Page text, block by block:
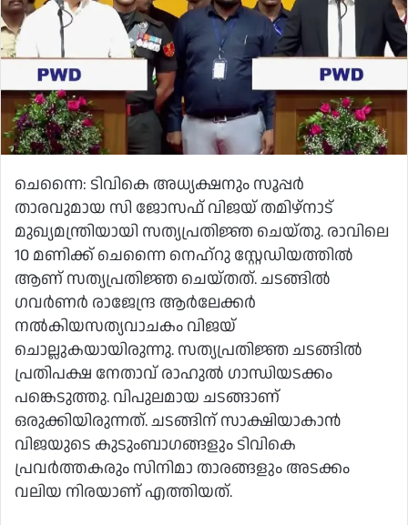
ചെന്നൈ: ടിവികെ അധ്യക്ഷനും സൂപ്പർ
താരവുമായ സി ജോസഫ് വിജയ് തമിഴ്നാട്
മുഖ്യമന്ത്രിയായി സത്യപ്രതിജ്ഞ ചെയ്തു. രാവിലെ
10 മണിക്ക് ചെന്നൈ നെഹ്‌റു സ്റ്റേഡിയത്തിൽ
ആണ്‌ സത്യപ്രതിജ്ഞ ചെയ്തത്. ചടങ്ങിൽ
ഗവർണർ രാജേന്ദ്ര ആർലേക്കർ
നൽകിയസത്യവാചകം വിജയ്
ചൊല്ലുകയായിരുന്നു. സത്യപ്രതിജ്ഞ ചടങ്ങിൽ
പ്രതിപക്ഷ നേതാവ് രാഹുൽ ഗാന്ധിയടക്കം
പങ്കെടുത്തു. വിപുലമായ ചടങ്ങാണ്
ഒരുക്കിയിരുന്നത്. ചടങ്ങിന് സാക്ഷിയാകാൻ
വിജയുടെ കുടുംബാഗങ്ങളും ടിവികെ
പ്രവർത്തകരും സിനിമാ താരങ്ങളും അടക്കം
വലിയ നിരയാണ് എത്തിയത്.